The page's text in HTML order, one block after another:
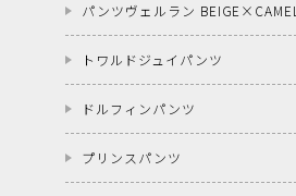
パンツヴェルラン BEIGE×CAMEL
トワルドジュイパンツ
ドルフィンパンツ
プリンスパンツ